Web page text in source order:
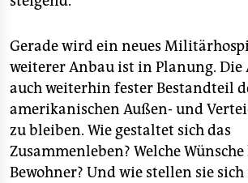
Gerade wird ein neues
weiterer Anbau ist in Planung. Die
auch weiterhin fester Bestandteil
amerikanischen Außen- und
zu bleiben. Wie gestaltet sich das
Zusammenleben? Welche
Bewohner? Und wie stellen sie